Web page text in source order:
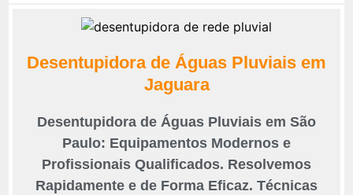
Desentupidora de Águas Pluviais em
Jaguara
Desentupidora de Águas Pluviais em São
Paulo: Equipamentos Modernos e
Profissionais Qualificados. Resolvemos
Rapidamente e de Forma Eficaz. Técnicas